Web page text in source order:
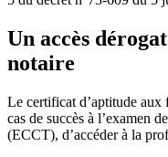
Un accès
notaire
Le certificat d’aptitude
cas de succès à l’examen
(ECCT), d’accéder à la